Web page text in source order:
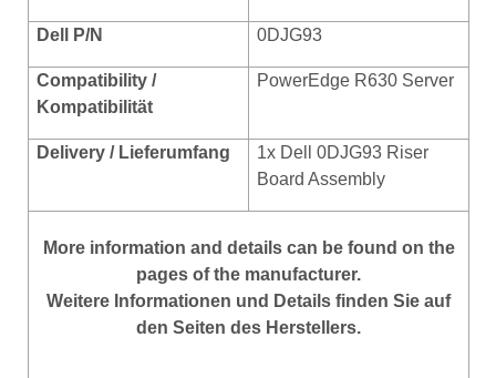
Dell P/N 0DJG93
Compatibility /
Kompatibilität
PowerEdge R630 Server
Delivery / Lieferumfang
1x Dell 0DJG93 Riser
Board Assembly
More information and details can be found on the
pages of the manufacturer.
Weitere Informationen und Details finden Sie auf
den Seiten des Herstellers.